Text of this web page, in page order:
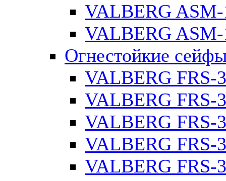
VALBERG
VALBERG
Огнестойкие
VALBERG FRS-
VALBERG FRS-
VALBERG FRS-
VALBERG FRS-
VALBERG FRS-